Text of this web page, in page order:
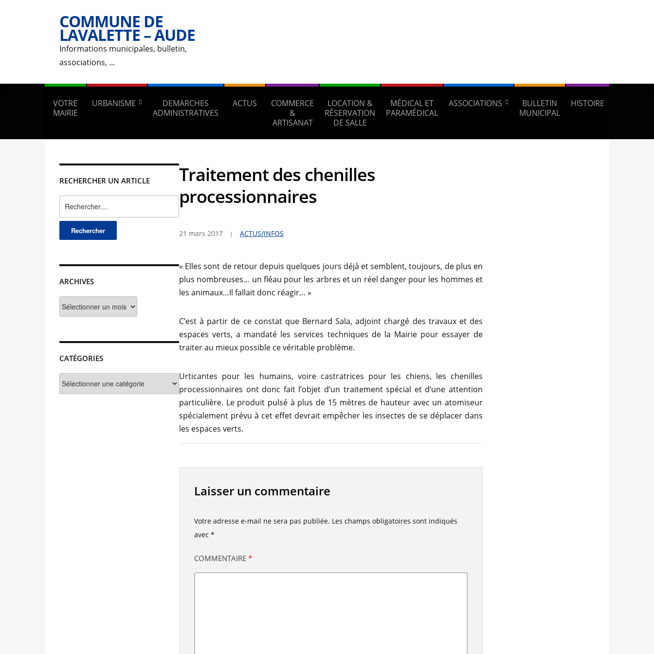
COMMUNE DE
LAVALETTE – AUDE
Informations municipales, bulletin,
associations, …
VOTRE
MAIRIE
URBANISME
DEMARCHES
ADMINISTRATIVES
ACTUS
COMMERCE
&
ARTISANAT
LOCATION &
RÉSERVATION
DE SALLE
MÉDICAL ET
PARAMÉDICAL
ASSOCIATIONS
BULLETIN
MUNICIPAL
HISTOIRE
RECHERCHER UN ARTICLE
ARCHIVES
CATÉGORIES
Traitement des chenilles
processionnaires
21 mars 2017 ACTUS/INFOS
« Elles sont de retour depuis quelques jours déjà et semblent, toujours, de plus en
plus nombreuses… un fléau pour les arbres et un réel danger pour les hommes et
les animaux…Il fallait donc réagir… »
C’est à partir de ce constat que Bernard Sala, adjoint chargé des travaux et des
espaces verts, a mandaté les services techniques de la Mairie pour essayer de
traiter au mieux possible ce véritable problème.
Urticantes pour les humains, voire castratrices pour les chiens, les chenilles
processionnaires ont donc fait l’objet d’un traitement spécial et d’une attention
particulière. Le produit pulsé à plus de 15 mètres de hauteur avec un atomiseur
spécialement prévu à cet effet devrait empêcher les insectes de se déplacer dans
les espaces verts.
Laisser un commentaire
Votre adresse e-mail ne sera pas publiée. Les champs obligatoires sont indiqués
avec *
COMMENTAIRE *